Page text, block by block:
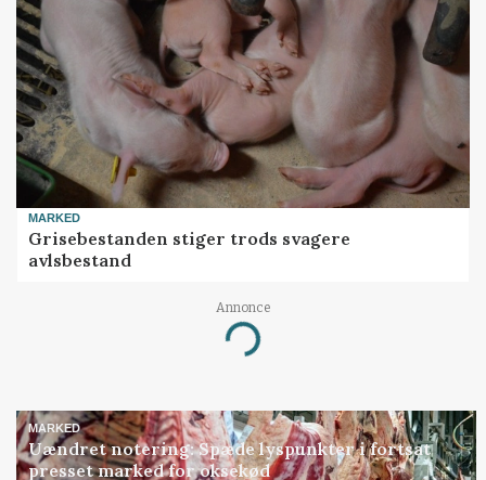
MARKED
Grisebestanden stiger trods svagere
avlsbestand
Annonce
Loading...
MARKED
Uændret notering: Spæde lyspunkter i fortsat
presset marked for oksekød